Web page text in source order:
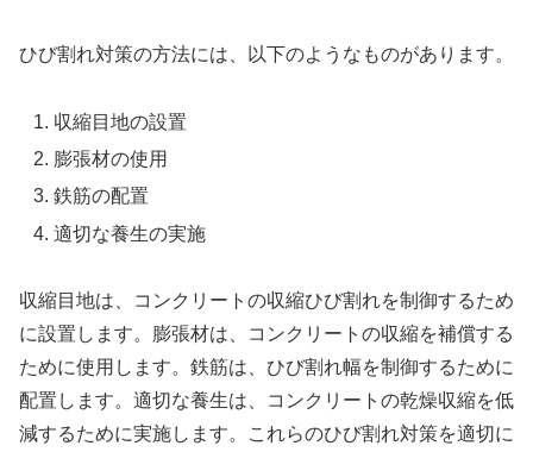
ひび割れ対策の方法には、以下のようなものがあります。
収縮目地の設置
膨張材の使用
鉄筋の配置
適切な養生の実施
収縮目地は、コンクリートの収縮ひび割れを制御するため
に設置します。膨張材は、コンクリートの収縮を補償する
ために使用します。鉄筋は、ひび割れ幅を制御するために
配置します。適切な養生は、コンクリートの乾燥収縮を低
減するために実施します。これらのひび割れ対策を適切に